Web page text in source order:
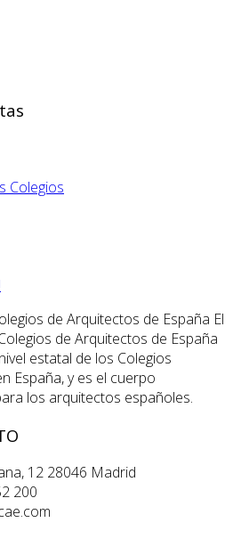
Colegios
El
de Arquitectos de España
estatal de los Colegios
España, y es el cuerpo
los arquitectos españoles.
12 28046 Madrid
200